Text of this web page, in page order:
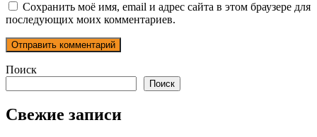
Сохранить моё имя, email и адрес сайта в этом браузере для
последующих моих комментариев.
Поиск
Поиск
Свежие записи